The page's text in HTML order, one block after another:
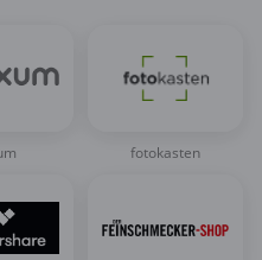
fotokasten